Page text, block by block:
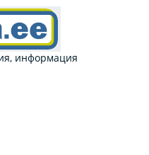
информация